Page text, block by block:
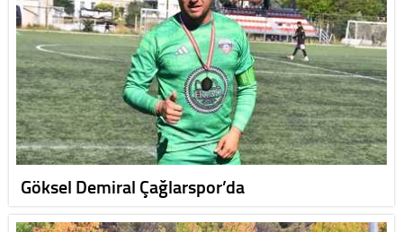
Göksel Demiral Çağlarspor’da